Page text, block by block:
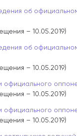
об
– 10.05.2019)
об
– 10.05.2019)
официального
– 10.05.2019)
официального
– 10.05.2019)